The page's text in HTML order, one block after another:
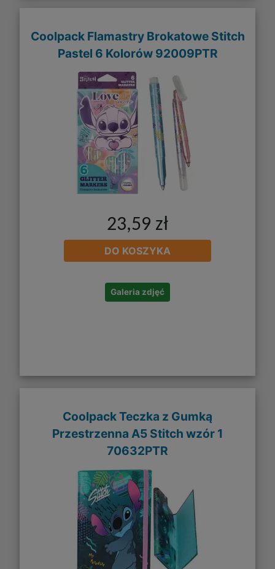
Coolpack Flamastry Brokatowe Stitch
Pastel 6 Kolorów 92009PTR
23,59 zł
DO KOSZYKA
Galeria zdjęć
Coolpack Teczka z Gumką
Przestrzenna A5 Stitch wzór 1
70632PTR